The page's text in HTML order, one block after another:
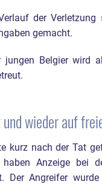
der Verletzung
gemacht.
jungen Belgier wird
wieder auf
kurz nach der Tat
haben Anzeige bei
Der Angreifer